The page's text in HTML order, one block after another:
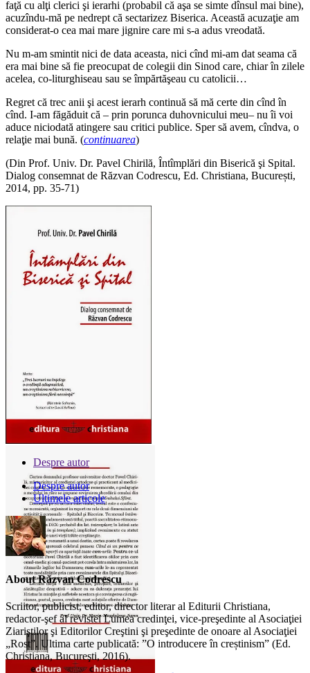
faţă cu alţi clerici şi ierarhi (probabil că aşa se simte dînsul mai bine),
acuzîndu‑mă pe nedrept că sectarizez Biserica. Această acuzaţie am
considerat‑o cea mai mare jignire care mi s‑a adus vreodată.
Nu m‑am smintit nici de data aceasta, nici cînd mi‑am dat seama că
era mai bine să fie preocupat de colegii din Sinod care, chiar în zilele
acelea, co-liturghiseau sau se împărtăşeau cu catolicii…
Regret că trec anii şi acest ierarh continuă să mă certe din cînd în
cînd. I‑am făgăduit că – prin porunca duhovnicului meu– nu îi voi
aduce niciodată atingere sau critici publice. Sper să avem, cîndva, o
relaţie mai bună. (continuarea)
(Din Prof. Univ. Dr. Pavel Chirilă, Întîmplări din Biserică şi Spital.
Dialog consemnat de Răzvan Codrescu, Ed. Christiana, București,
2014, pp. 35-71)
Despre autor
Despre autor
Ultimele articole
About Răzvan Codrescu
Scriitor, publicist, editor, director literar al Editurii Christiana,
redactor-şef al revistei Lumea credinţei, vice-preşedinte al Asociaţiei
Ziariştilor şi Editorilor Creştini şi preşedinte de onoare al Asociaţiei
„Rost”. Ultima carte publicată: ”O introducere în creștinism” (Ed.
Christiana, Bucureşti, 2016).